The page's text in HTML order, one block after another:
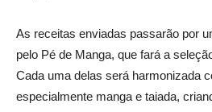
As receitas enviadas passarão por
pelo Pé de Manga, que fará a
Cada uma delas será harmonizada
especialmente manga e taiada,